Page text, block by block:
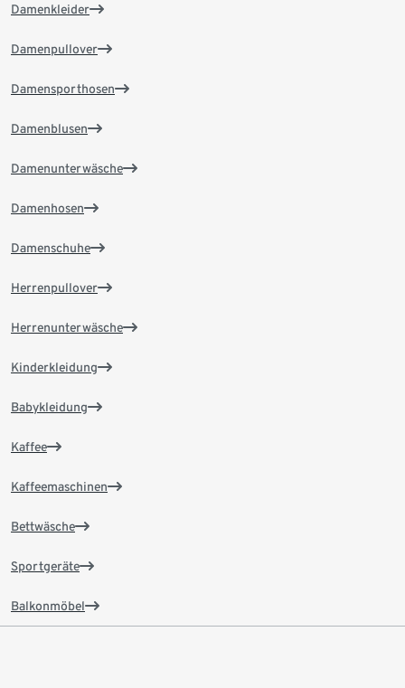
Damenkleider
Damenpullover
Damensporthosen
Damenblusen
Damenunterwäsche
Damenhosen
Damenschuhe
Herrenpullover
Herrenunterwäsche
Kinderkleidung
Babykleidung
Kaffee
Kaffeemaschinen
Bettwäsche
Sportgeräte
Balkonmöbel